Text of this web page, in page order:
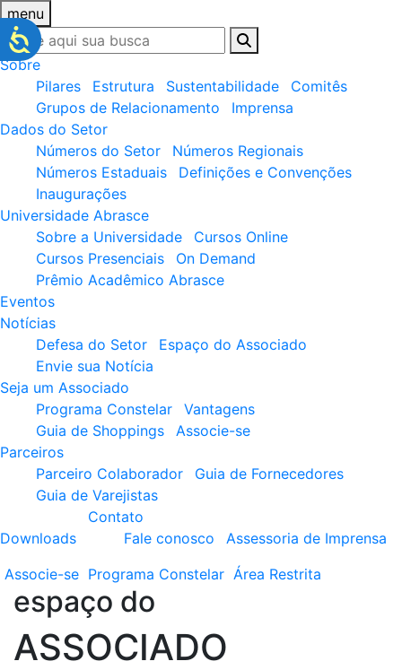
menu
Sobre
Pilares
Estrutura Sustentabilidade
Comitês
Grupos de Relacionamento
Imprensa
Dados do Setor
Números do Setor
Números Regionais
Números Estaduais
Definições e Convenções
Inaugurações
Universidade Abrasce
Sobre a Universidade
Cursos Online
Cursos Presenciais
On Demand
Prêmio Acadêmico Abrasce
Eventos
Notícias
Defesa do Setor
Espaço do Associado
Envie sua Notícia
Seja um Associado
Programa Constelar
Vantagens
Guia de Shoppings
Associe-se
Parceiros
Parceiro Colaborador
Guia de Fornecedores
Guia de Varejistas
Downloads
Contato
Fale conosco
Assessoria de Imprensa
Associe-se Programa Constelar Área Restrita
espaço do
ASSOCIADO